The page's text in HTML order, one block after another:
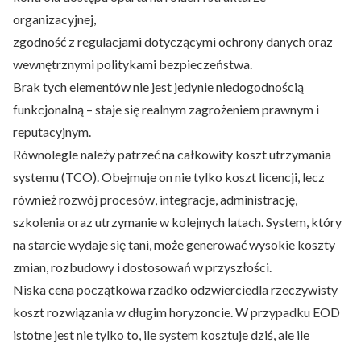
organizacyjnej,
zgodność z regulacjami dotyczącymi ochrony danych oraz
wewnętrznymi politykami bezpieczeństwa.
Brak tych elementów nie jest jedynie niedogodnością
funkcjonalną – staje się realnym zagrożeniem prawnym i
reputacyjnym.
Równolegle należy patrzeć na całkowity koszt utrzymania
systemu (TCO). Obejmuje on nie tylko koszt licencji, lecz
również rozwój procesów, integracje, administrację,
szkolenia oraz utrzymanie w kolejnych latach. System, który
na starcie wydaje się tani, może generować wysokie koszty
zmian, rozbudowy i dostosowań w przyszłości.
Niska cena początkowa rzadko odzwierciedla rzeczywisty
koszt rozwiązania w długim horyzoncie. W przypadku EOD
istotne jest nie tylko to, ile system kosztuje dziś, ale ile